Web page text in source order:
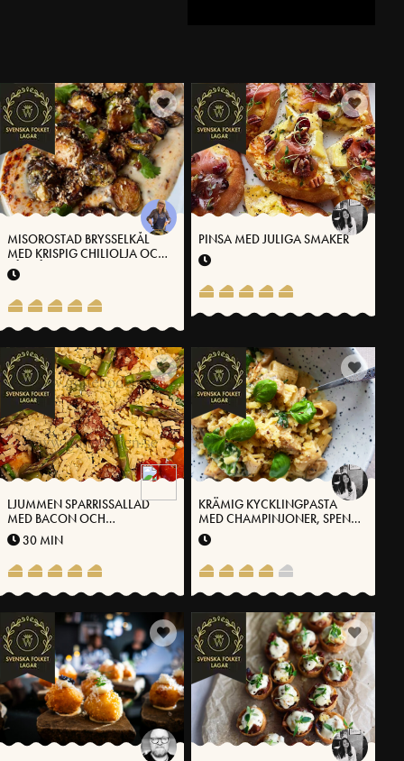
MISOROSTAD BRYSSELKÅL
MED KRISPIG CHILIOLJA OCH
SÅS PÅ VÄSTERBOTTENSOST
PINSA MED JULIGA SMAKER
LJUMMEN SPARRISSALLAD
MED BACON OCH
VÄSTERBOTTENSOST®
30 MIN
KRÄMIG KYCKLINGPASTA
MED CHAMPINJONER, SPENAT
OCH VÄSTERBOTTENSOST®